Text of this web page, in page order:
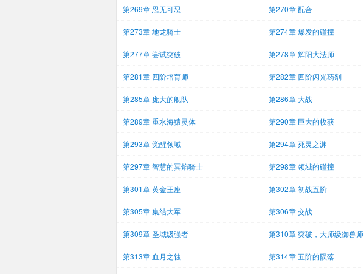
第269章 忍无可忍 第270章 配合
第273章 地龙骑士 第274章 爆发的碰撞
第277章 尝试突破 第278章 辉阳大法师
第281章 四阶培育师 第282章 四阶闪光药剂
第285章 庞大的舰队 第286章 大战
第289章 重水海猿灵体 第290章 巨大的收获
第293章 觉醒领域 第294章 死灵之渊
第297章 智慧的冥焰骑士 第298章 领域的碰撞
第301章 黄金王座 第302章 初战五阶
第305章 集结大军 第306章 交战
第309章 圣域级强者 第310章 突破，大师级御兽师
第313章 血月之蚀 第314章 五阶的陨落